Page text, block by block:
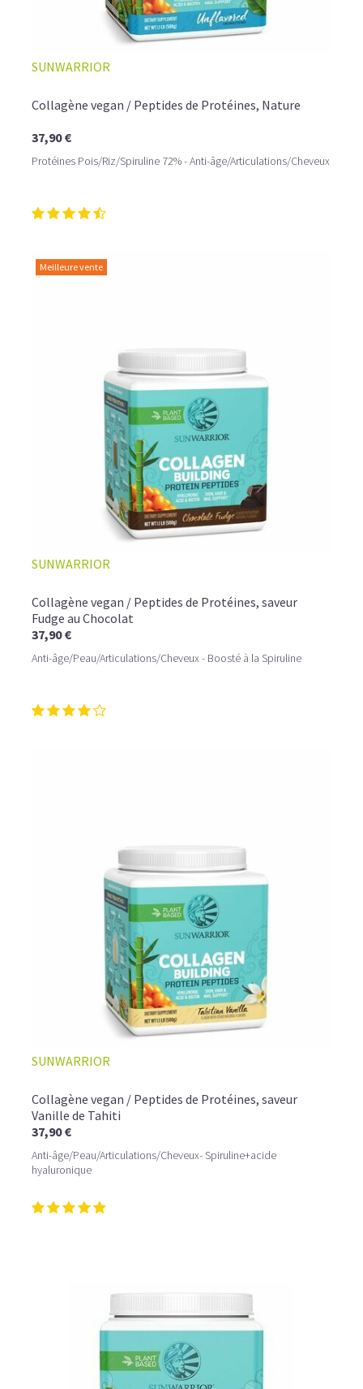
SUNWARRIOR
Collagène vegan / Peptides de Protéines, Nature
37,90 €
Protéines Pois/Riz/Spiruline 72% - Anti-âge/Articulations/Cheveux
Meilleure vente
SUNWARRIOR
Collagène vegan / Peptides de Protéines, saveur
Fudge au Chocolat
37,90 €
Anti-âge/Peau/Articulations/Cheveux - Boosté à la Spiruline
SUNWARRIOR
Collagène vegan / Peptides de Protéines, saveur
Vanille de Tahiti
37,90 €
Anti-âge/Peau/Articulations/Cheveux- Spiruline+acide
hyaluronique